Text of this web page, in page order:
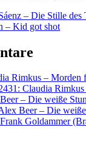
– Die Stille des
– Kid got shot
Rimkus – Morden
Claudia
– Die weiße
Beer – Die
Goldammer